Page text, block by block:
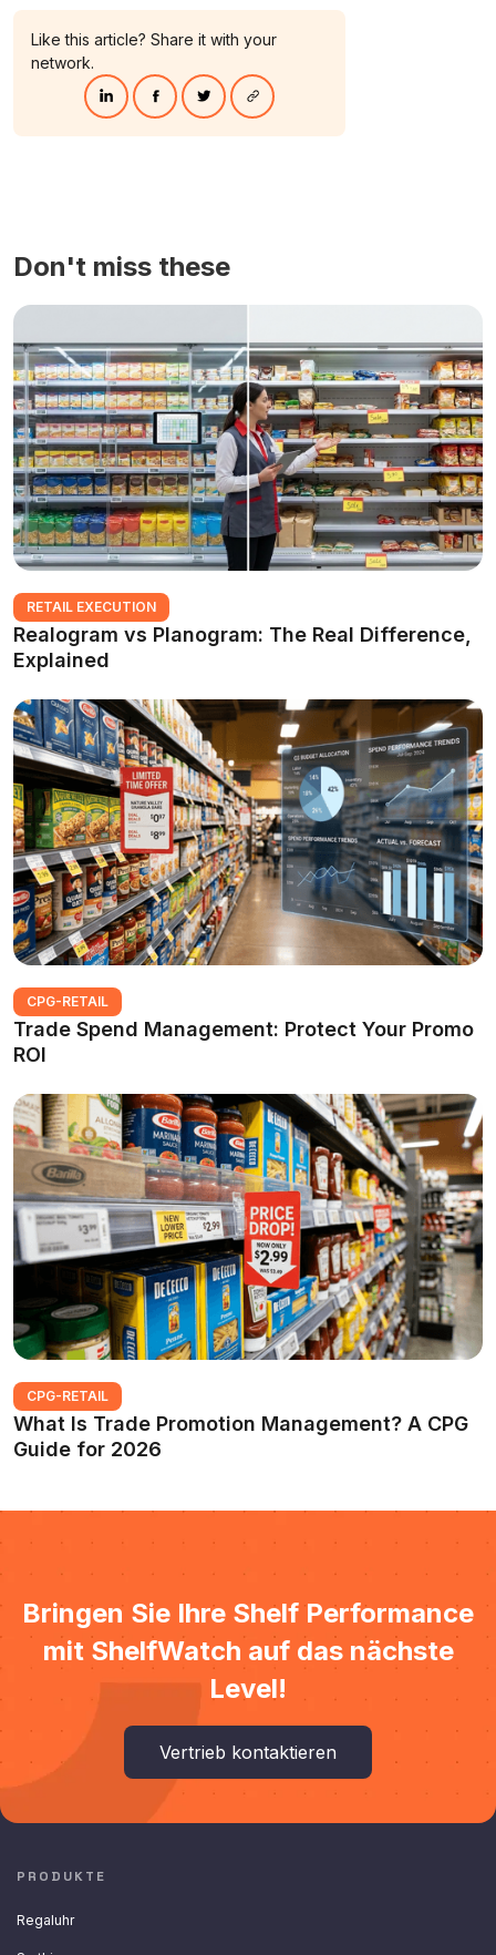
Like this article? Share it with your
network.
Don't miss these
RETAIL EXECUTION
Realogram vs Planogram: The Real Difference,
Explained
CPG-RETAIL
Trade Spend Management: Protect Your Promo
ROI
CPG-RETAIL
What Is Trade Promotion Management? A CPG
Guide for 2026
Bringen Sie Ihre Shelf Performance
mit ShelfWatch auf das nächste
Level!
Vertrieb kontaktieren
PRODUKTE
Regaluhr